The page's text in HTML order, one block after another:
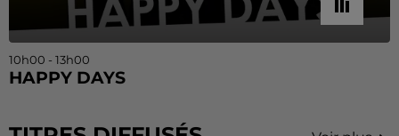
10h00 - 13h00
HAPPY DAYS